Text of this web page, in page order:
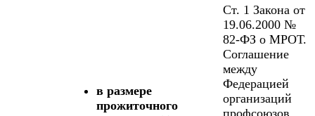
в размере
прожиточного
Ст. 1 Закона от
19.06.2000 №
82-ФЗ о МРОТ.
Соглашение
между
Федерацией
организаций
профсоюзов